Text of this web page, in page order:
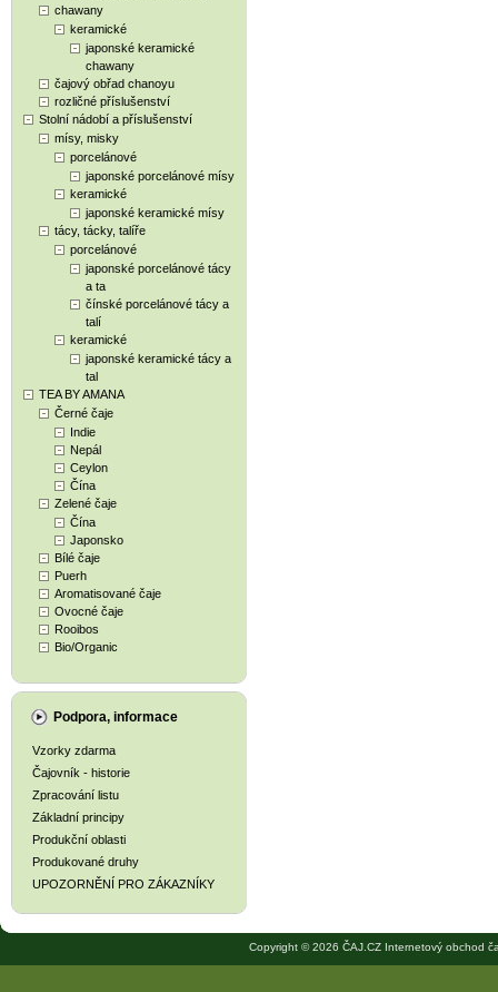
chawany
keramické
japonské keramické
chawany
čajový obřad chanoyu
rozličné příslušenství
Stolní nádobí a příslušenství
mísy, misky
porcelánové
japonské porcelánové mísy
keramické
japonské keramické mísy
tácy, tácky, talíře
porcelánové
japonské porcelánové tácy
a ta
čínské porcelánové tácy a
talí
keramické
japonské keramické tácy a
tal
TEA BY AMANA
Černé čaje
Indie
Nepál
Ceylon
Čína
Zelené čaje
Čína
Japonsko
Bílé čaje
Puerh
Aromatisované čaje
Ovocné čaje
Rooibos
Bio/Organic
Podpora, informace
Vzorky zdarma
Čajovník - historie
Zpracování listu
Základní principy
Produkční oblasti
Produkované druhy
UPOZORNĚNÍ PRO ZÁKAZNÍKY
Copyright © 2026 ČAJ.CZ Internetový obchod